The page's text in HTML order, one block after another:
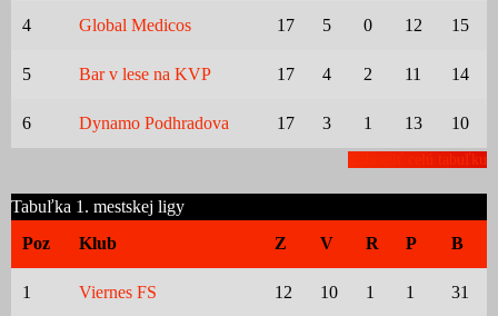
4 Global Medicos 17 5 0 12 15
5 Bar v lese na KVP 17 4 2 11 14
6 Dynamo Podhradova 17 3 1 13 10
Zobraziť celú tabuľku
Tabuľka 1. mestskej ligy
Poz
Klub Z V R P B
1 Viernes FS 12 10 1 1 31